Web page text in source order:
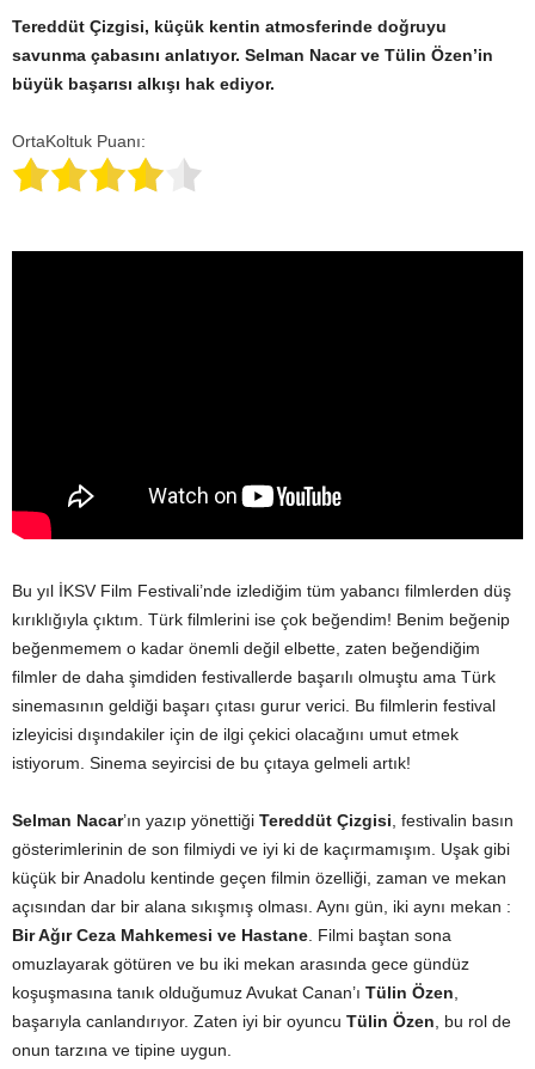
Tereddüt Çizgisi, küçük kentin atmosferinde doğruyu
savunma çabasını anlatıyor. Selman Nacar ve Tülin Özen’in
büyük başarısı alkışı hak ediyor.
OrtaKoltuk Puanı:
Bu yıl İKSV Film Festivali’nde izlediğim tüm yabancı filmlerden düş
kırıklığıyla çıktım. Türk filmlerini ise çok beğendim! Benim beğenip
beğenmemem o kadar önemli değil elbette, zaten beğendiğim
filmler de daha şimdiden festivallerde başarılı olmuştu ama Türk
sinemasının geldiği başarı çıtası gurur verici. Bu filmlerin festival
izleyicisi dışındakiler için de ilgi çekici olacağını umut etmek
istiyorum. Sinema seyircisi de bu çıtaya gelmeli artık!
Selman Nacar’ın yazıp yönettiği Tereddüt Çizgisi , festivalin basın
gösterimlerinin de son filmiydi ve iyi ki de kaçırmamışım. Uşak gibi
küçük bir Anadolu kentinde geçen filmin özelliği, zaman ve mekan
açısından dar bir alana sıkışmış olması. Aynı gün, iki aynı mekan :
Bir Ağır Ceza Mahkemesi ve Hastane . Filmi baştan sona
omuzlayarak götüren ve bu iki mekan arasında gece gündüz
koşuşmasına tanık olduğumuz Avukat Canan’ı Tülin Özen
başarıyla canlandırıyor. Zaten iyi bir oyuncu Tülin Özen , bu rol de
onun tarzına ve tipine uygun.